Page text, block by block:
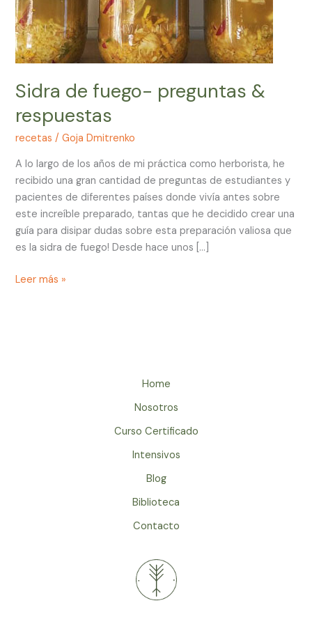
Sidra de fuego- preguntas &
respuestas
recetas /Goja Dmitrenko
A lo largo de los años de mi práctica como herborista, he
recibido una gran cantidad de preguntas de estudiantes y
pacientes de diferentes países donde vivía antes sobre
este increíble preparado, tantas que he decidido crear una
guía para disipar dudas sobre esta preparación valiosa que
es la sidra de fuego! Desde hace unos […]
Leer más »
Home
Nosotros
Curso Certificado
Intensivos
Blog
Biblioteca
Contacto